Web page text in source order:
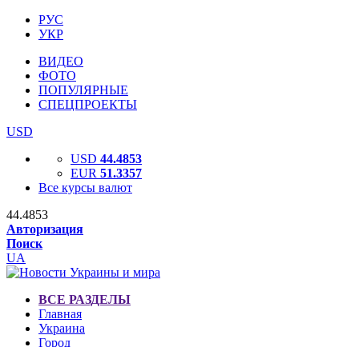
РУС
УКР
ВИДЕО
ФОТО
ПОПУЛЯРНЫЕ
СПЕЦПРОЕКТЫ
USD
USD 44.4853
EUR 51.3357
Все курсы валют
44.4853
Авторизация
Поиск
UA
ВСЕ РАЗДЕЛЫ
Главная
Украина
Город